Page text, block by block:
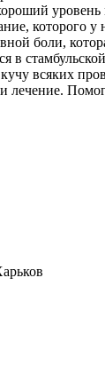
которого у
боли,
в
всяких
лечение.